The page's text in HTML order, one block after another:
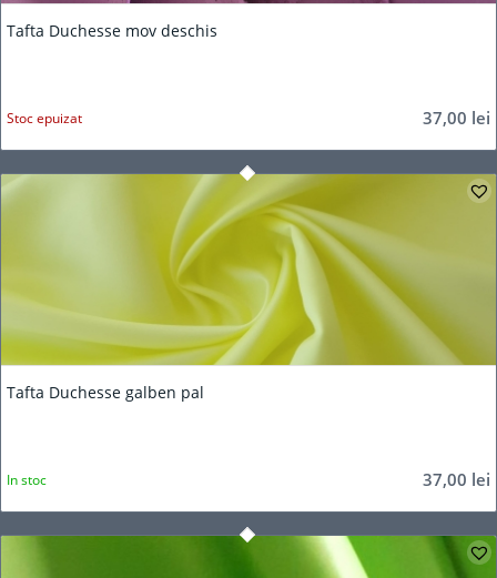
Tafta Duchesse mov deschis
37,00 lei
Stoc epuizat
Tafta Duchesse galben pal
37,00 lei
In stoc